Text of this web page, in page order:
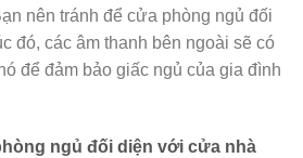
nên tránh để cửa phòng ngủ đối
đó, các âm thanh bên ngoài sẽ có
để đảm bảo giấc ngủ của gia đình
ngủ đối diện với cửa nhà